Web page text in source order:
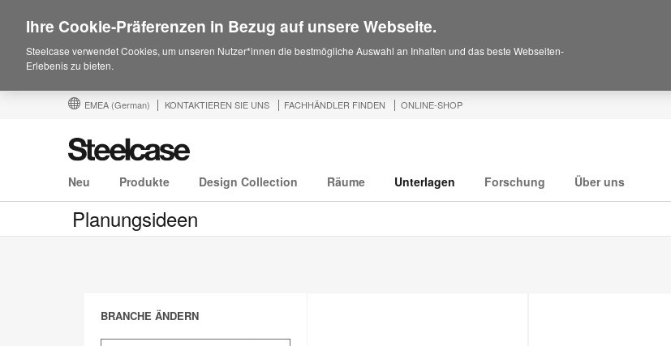
EMEA (German) KONTAKTIEREN SIE UNS FACHHÄNDLER FINDEN ONLINE-SHOP
Neu Produkte Design Collection Räume Unterlagen Forschung Über uns
Planungsideen
BRANCHE ÄNDERN
Ihre Cookie-Präferenzen in Bezug auf unsere Webseite.
Steelcase verwendet Cookies, um unseren Nutzer*innen die bestmögliche Auswahl an Inhalten und das beste Webseiten-
Erlebenis zu bieten.